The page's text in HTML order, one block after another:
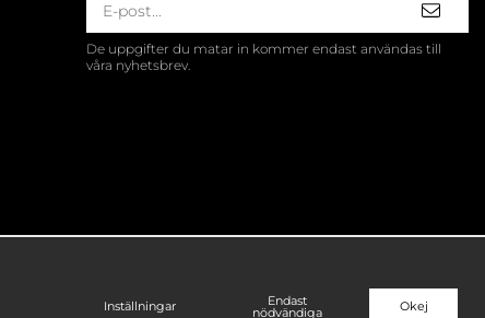
De uppgifter du matar in kommer endast användas till
våra nyhetsbrev.
Inställningar Endast
nödvändiga Okej